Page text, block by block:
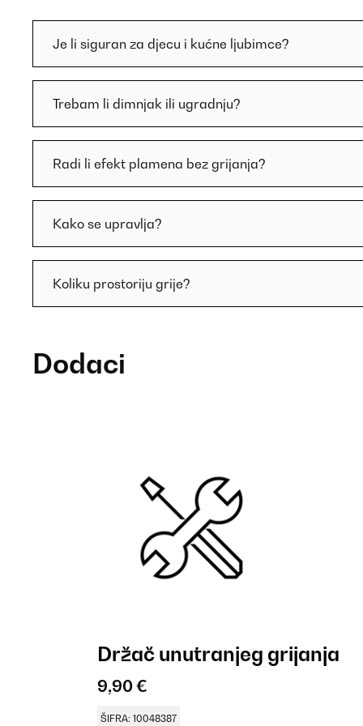
Je li siguran za djecu i kućne ljubimce?
Trebam li dimnjak ili ugradnju?
Radi li efekt plamena bez grijanja?
Kako se upravlja?
Koliku prostoriju grije?
Dodaci
Držač unutranjeg grijanja
9,90 €
ŠIFRA: 10048387